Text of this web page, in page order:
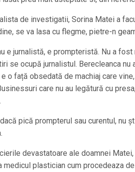
de investigatii, Sorina Matei a
se va lasa cu flegme, pietre-n
e jurnalistă, e prompteristă. Nu a
se ocupă jurnalistul. Berecleanca
e o față obsedată de machiaj care
care nu au legătură cu
pică prompterul sau curentul, nu
devastatoare ale doamnei
medicul plastician cum procedeaza